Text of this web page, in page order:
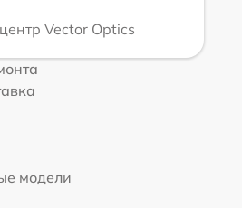
Vector Optics
модели